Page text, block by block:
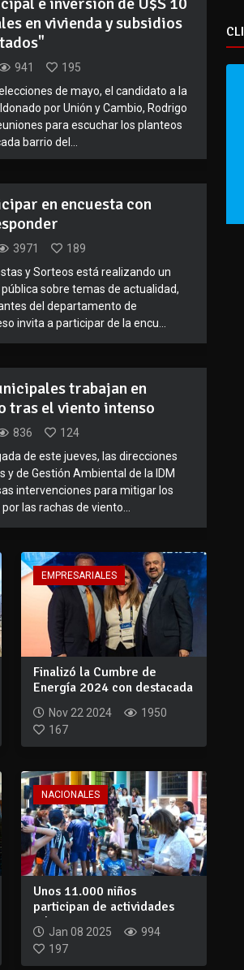
en vivienda y subsidios
941
195
de mayo, el candidato a la
por Unión y Cambio, Rodrigo
para escuchar los planteos
barrio del...
en encuesta con
3971
189
y Sorteos está realizando un
sobre temas de actualidad,
del departamento de
invita a participar de la encu...
trabajan en
tras el viento intenso
836
124
de este jueves, las direcciones
y de Gestión Ambiental de la IDM
intervenciones para mitigar los
las rachas de viento...
EMPRESARIALES
Finalizó la Cumbre de
Energía 2024 con destacada
Nov 22 2024
1950
167
NACIONALES
Unos 11.000 niños
participan de actividades
educativas y rec...
Jan 08 2025
994
197